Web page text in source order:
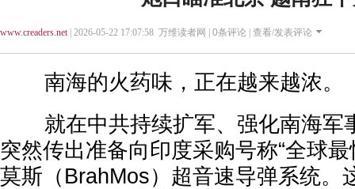
www.creaders.net| 2026-05-22 17:07:58 万维读者网 | 0条评论 | 查看/发表评论
南海的火药味，正在越来越浓。
就在中共持续扩军、强化南海军
突然传出准备向印度采购号称“全球
莫斯（BrahMos）超音速导弹系统。